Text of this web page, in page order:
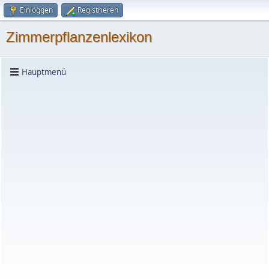
Einloggen Registrieren
Zimmerpflanzenlexikon
Hauptmenü